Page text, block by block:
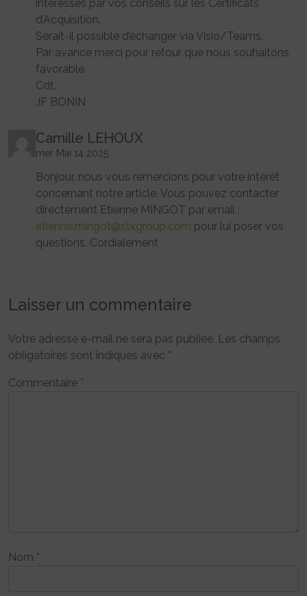
intéressés par vos conseils sur les Certificats
d’Acquisition.
Serait-il possible d’échanger via Visio/Teams.
Par avance merci pour retour que nous souhaitons
favorable.
Cdt,
JF BONIN
Camille LEHOUX
mer Mai 14 2025
Bonjour, nous vous remercions pour votre intérêt
concernant notre article. Vous pouvez contacter
directement Etienne MINGOT par email :
etienne.mingot@stxgroup.com pour lui poser vos
questions. Cordialement
Laisser un commentaire
Votre adresse e-mail ne sera pas publiée. Les champs
obligatoires sont indiqués avec *
Commentaire *
Nom *